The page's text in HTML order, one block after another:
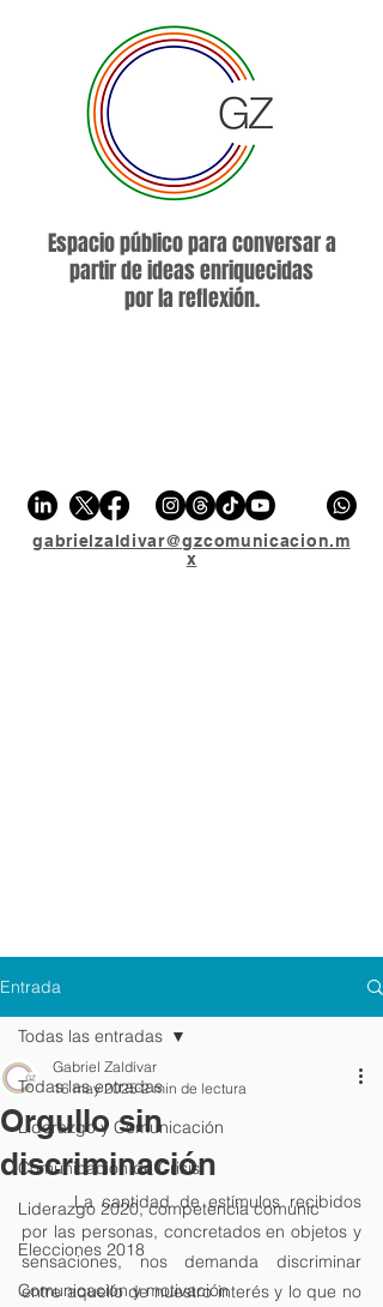
Espacio público para conversar a
partir de ideas enriquecidas
por la reflexión.
gabrielzaldivar@gzcomunicacion.m
x
Entrada
Todas las entradas
Liderazgo y Comunicación
Comunicación de Crisis
Liderazgo 2020, competencia comunic
Elecciones 2018
Comunicación y motivación
Todas las entradas
Orgullo sin
discriminación
Gabriel Zaldívar
16 may 2025 2 min de lectura
	La cantidad de estímulos recibidos
por las personas, concretados en objetos y
sensaciones, nos demanda discriminar
entre aquello de nuestro interés y lo que no